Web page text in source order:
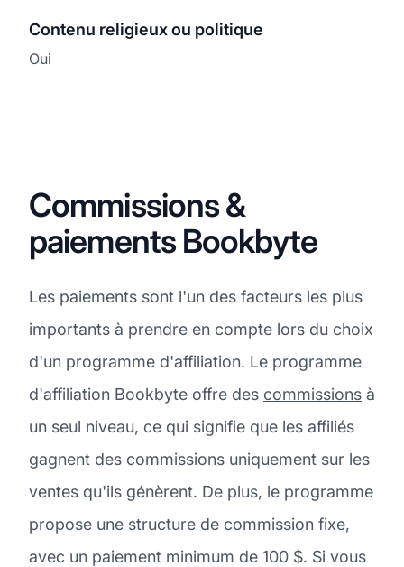
Contenu religieux ou politique
Oui
Commissions &
paiements Bookbyte
Les paiements sont l'un des facteurs les plus
importants à prendre en compte lors du choix
d'un programme d'affiliation. Le programme
d'affiliation Bookbyte offre des commissions à
un seul niveau, ce qui signifie que les affiliés
gagnent des commissions uniquement sur les
ventes qu'ils génèrent. De plus, le programme
propose une structure de commission fixe,
avec un paiement minimum de 100 $. Si vous